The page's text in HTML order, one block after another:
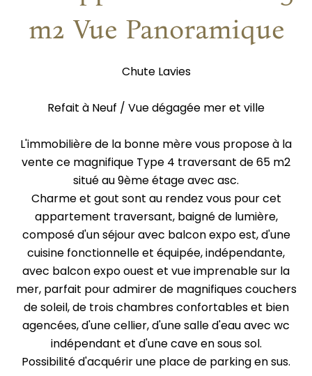
m2 Vue Panoramique
Chute Lavies
Refait à Neuf / Vue dégagée mer et ville
L'immobilière de la bonne mère vous propose à la
vente ce magnifique Type 4 traversant de 65 m2
situé au 9ème étage avec asc.
Charme et gout sont au rendez vous pour cet
appartement traversant, baigné de lumière,
composé d'un séjour avec balcon expo est, d'une
cuisine fonctionnelle et équipée, indépendante,
avec balcon expo ouest et vue imprenable sur la
mer, parfait pour admirer de magnifiques couchers
de soleil, de trois chambres confortables et bien
agencées, d'une cellier, d'une salle d'eau avec wc
indépendant et d'une cave en sous sol.
Possibilité d'acquérir une place de parking en sus.